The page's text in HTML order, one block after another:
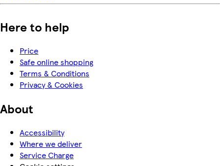
Here to help
Price
Safe online shopping
Terms & Conditions
Privacy & Cookies
About
Accessibility
Where we deliver
Service Charge